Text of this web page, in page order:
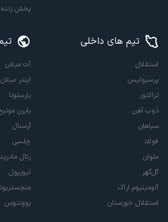
پخش زنده
تیم های داخلی
استقلال
پرسپولیس
تراکتور
ذوب آهن
سپاهان
فولاد
ملوان
گل‌گهر
آلومینیوم اراک
استقلال خوزستان
آث میلان
اینتر میلان
بارسلونا
بایرن
آرسنال
چلسی
رئال مادرید
لیورپول
یوونتوس